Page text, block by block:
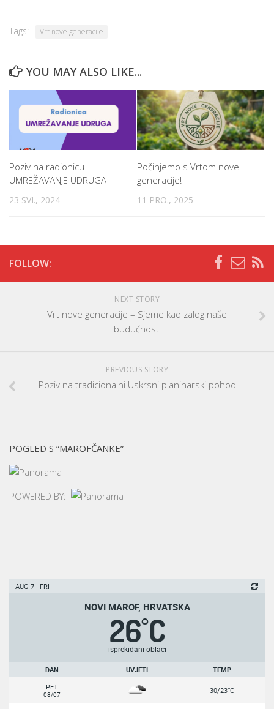
Tags: Vrt nove generacije
YOU MAY ALSO LIKE...
Poziv na radionicu
UMREŽAVANJE UDRUGA
23 SVI., 2024
Počinjemo s Vrtom nove
generacije!
11 PRO., 2025
FOLLOW:
NEXT STORY
Vrt nove generacije – Sjeme kao zalog naše
budućnosti
PREVIOUS STORY
Poziv na tradicionalni Uskrsni planinarski pohod
POGLED S “MAROFČANKE”
POWERED BY:
AUG 7 - FRI
NOVI MAROF, HRVATSKA
26°C
isprekidani oblaci
DAN UVJETI
TEMP.
PET
08/07 30/23°C